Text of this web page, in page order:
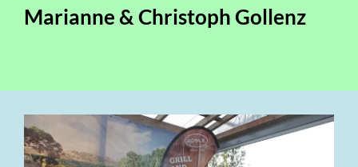
Marianne & Christoph Gollenz